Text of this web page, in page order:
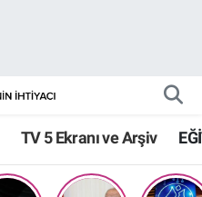
TV 5 Ekranı ve Arşiv